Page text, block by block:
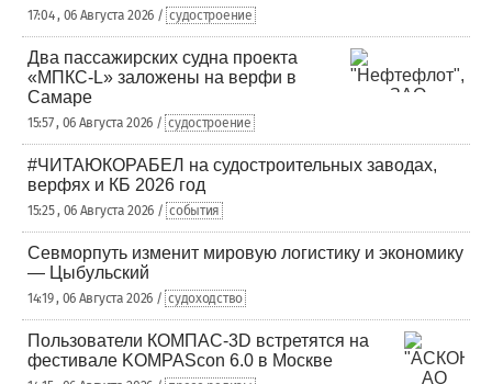
17:04 , 06 Августа 2026 / судостроение
Два пассажирских судна проекта
«МПКС-L» заложены на верфи в
Самаре
15:57 , 06 Августа 2026 / судостроение
#ЧИТАЮКОРАБЕЛ на судостроительных заводах,
верфях и КБ 2026 год
15:25 , 06 Августа 2026 / события
Севморпуть изменит мировую логистику и экономику
— Цыбульский
14:19 , 06 Августа 2026 / судоходство
Пользователи КОМПАС-3D встретятся на
фестивале KOMPAScon 6.0 в Москве